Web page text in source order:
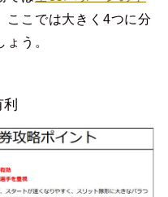
ここでは大きく4つに分
う。